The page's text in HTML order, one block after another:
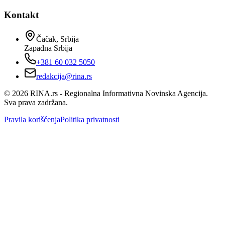
Kontakt
Čačak, Srbija
Zapadna Srbija
+381 60 032 5050
redakcija@rina.rs
© 2026 RINA.rs - Regionalna Informativna Novinska Agencija.
Sva prava zadržana.
Pravila korišćenjaPolitika privatnosti